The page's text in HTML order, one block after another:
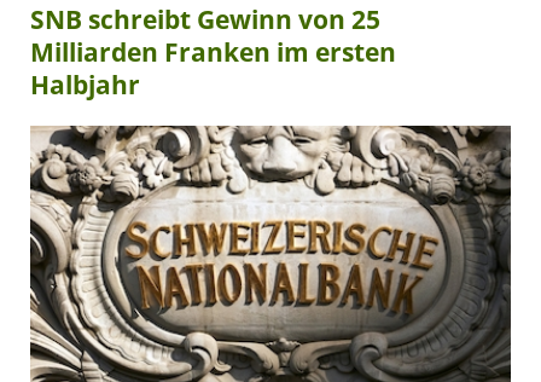
SNB schreibt Gewinn von 25
Milliarden Franken im ersten
Halbjahr